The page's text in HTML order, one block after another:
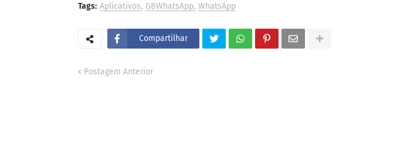
Tags: Aplicativos GBWhatsApp WhatsApp
Compartilhar
Postagem Anterior